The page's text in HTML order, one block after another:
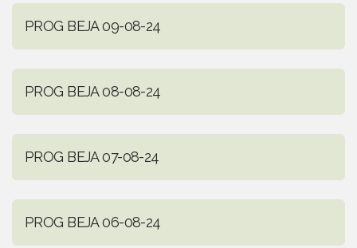
PROG BEJA 09-08-24
PROG BEJA 08-08-24
PROG BEJA 07-08-24
PROG BEJA 06-08-24